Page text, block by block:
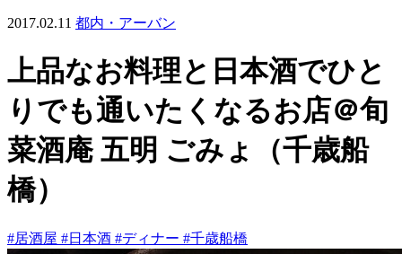
2017.02.11 都内・アーバン
上品なお料理と日本酒でひと
りでも通いたくなるお店＠旬
菜酒庵 五明 ごみょ（千歳船
橋）
#居酒屋 #日本酒 #ディナー #千歳船橋